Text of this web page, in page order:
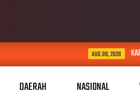
KABID HUMAS POLDA JABAR
DAERAH NASIONAL